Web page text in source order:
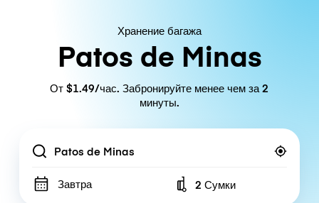
Хранение багажа
Patos de Minas
От $1.49/час. Забронируйте менее чем за 2
минуты.
Location
Завтра Number of bags
2 Сумки